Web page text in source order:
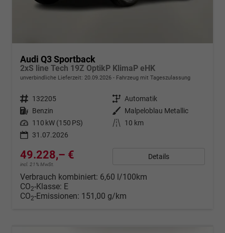
Audi Q3 Sportback
2xS line Tech 19Z OptikP KlimaP eHK
unverbindliche Lieferzeit: 20.09.2026 Fahrzeug mit Tageszulassung
Fahrzeugnr. 132205 Getriebe Automatik
Kraftstoff Benzin Außenfarbe Malpeloblau Metallic
Leistung 110 kW (150 PS) Kilometerstand
10 km
31.07.2026
49.228,– €
incl. 21% MwSt.
Details
Verbrauch kombiniert: 6,60 l/100km
CO2-Klasse: E
CO2-Emissionen: 151,00 g/km